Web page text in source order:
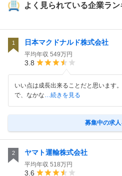
よく見られている企業ラン
1 日本マクドナルド株式会社
平均年収 549万円
3.8
いい点は成長出来ることだと思います
で、なかな…続きを見る
募集中の求
2 ヤマト運輸株式会社
平均年収 518万円
3.6